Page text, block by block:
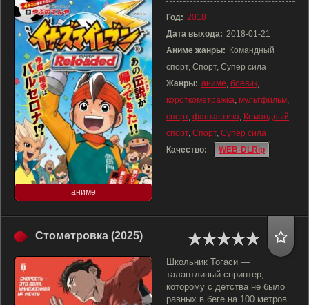
аниме
Год: 2018
Дата выхода: 2018-01-21
Аниме жанры: Командный
спорт, Спорт, Супер сила
Жанры: аниме, боевик,
короткометражка, мультфильм,
спорт, фантастика, Командный
спорт, Спорт, Супер сила
Качество:
WEB-DLRip
Стометровка (2025)
Школьник Тогаси —
талантливый спринтер,
которому с детства не было
равных в беге на 100 метров.